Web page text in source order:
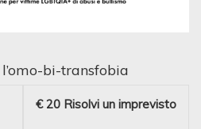
bi-transfobia
€ 20 Risolvi un imprevisto